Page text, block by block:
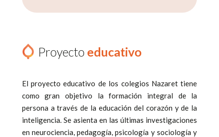
Proyecto educativo
El proyecto educativo de los colegios Nazaret tiene
como gran objetivo la formación integral de la
persona a través de la educación del corazón y de la
inteligencia. Se asienta en las últimas investigaciones
en neurociencia, pedagogía, psicología y sociología y